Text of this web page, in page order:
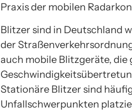
Praxis der mobilen
Blitzer sind in Deutschland
der
auch mobile Blitzgeräte,
Stationäre Blitzer sind
Unfallschwerpunkten